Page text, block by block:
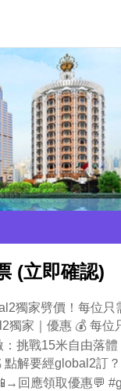
(立即確認)
獨家劈價！每位
獨家｜優惠 💰 每
挑戰15米自由落
解要經global2訂
回應領取優惠💬